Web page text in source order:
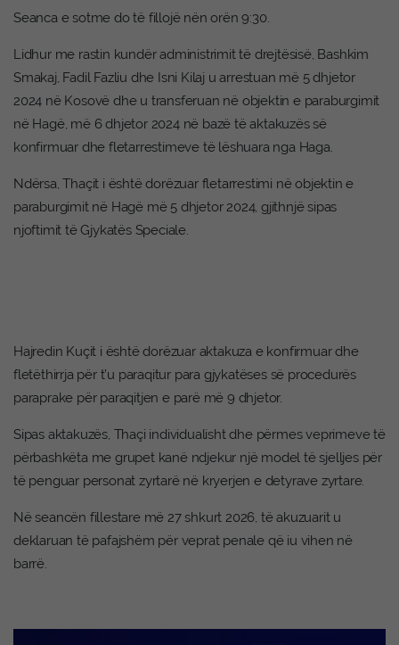
Seanca e sotme do të fillojë nën orën 9:30.
Lidhur me rastin kundër administrimit të drejtësisë, Bashkim
Smakaj, Fadil Fazliu dhe Isni Kilaj u arrestuan më 5 dhjetor
2024 në Kosovë dhe u transferuan në objektin e paraburgimit
në Hagë, më 6 dhjetor 2024 në bazë të aktakuzës së
konfirmuar dhe fletarrestimeve të lëshuara nga Haga.
Ndërsa, Thaçit i është dorëzuar fletarrestimi në objektin e
paraburgimit në Hagë më 5 dhjetor 2024, gjithnjë sipas
njoftimit të Gjykatës Speciale.
Hajredin Kuçit i është dorëzuar aktakuza e konfirmuar dhe
fletëthirrja për t’u paraqitur para gjykatëses së procedurës
paraprake për paraqitjen e parë më 9 dhjetor.
Sipas aktakuzës, Thaçi individualisht dhe përmes veprimeve të
përbashkëta me grupet kanë ndjekur një model të sjelljes për
të penguar personat zyrtarë në kryerjen e detyrave zyrtare.
Në seancën fillestare më 27 shkurt 2026, të akuzuarit u
deklaruan të pafajshëm për veprat penale që iu vihen në
barrë.